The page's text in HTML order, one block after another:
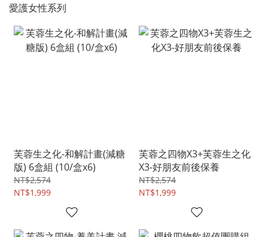
愛護女性系列
芙蓉生之化-和解計畫(減糖
版) 6盒組 (10/盒x6)
NT$2,574
NT$1,999
芙蓉之四物X3+芙蓉生之化
X3-好朋友前後保養
NT$2,574
NT$1,999